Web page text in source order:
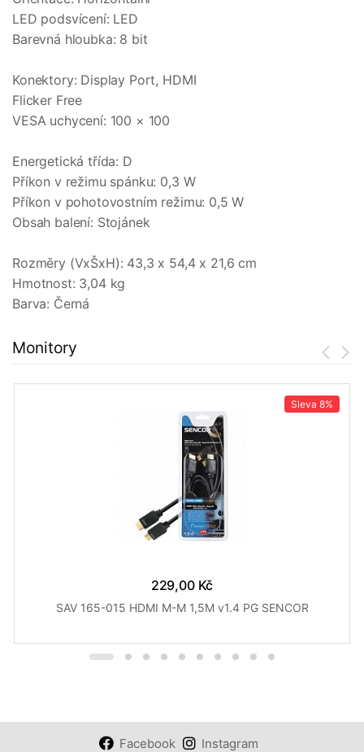
LED podsvícení: LED
Barevná hloubka: 8 bit
Konektory: Display Port, HDMI
Flicker Free
VESA uchycení: 100 × 100
Energetická třída: D
Příkon v režimu spánku: 0,3 W
Příkon v pohotovostním režimu: 0,5 W
Obsah balení: Stojánek
Rozměry (VxŠxH): 43,3 x 54,4 x 21,6 cm
Hmotnost: 3,04 kg
Barva: Černá
Monitory
Sleva 8%
229,00 Kč
SAV 165-015 HDMI M-M 1,5M v1.4 PG SENCOR
Facebook Instagram